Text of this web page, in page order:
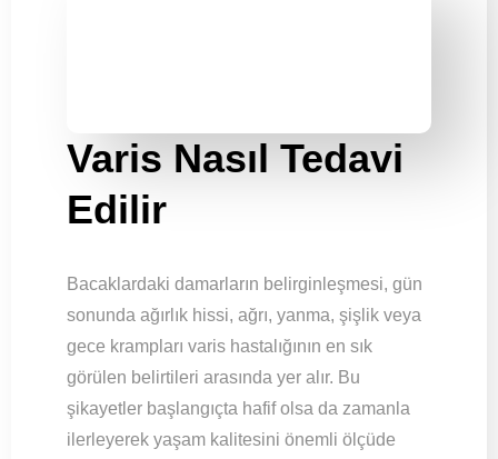
Varis Nasıl Tedavi
Edilir
Bacaklardaki damarların belirginleşmesi, gün
sonunda ağırlık hissi, ağrı, yanma, şişlik veya
gece krampları varis hastalığının en sık
görülen belirtileri arasında yer alır. Bu
şikayetler başlangıçta hafif olsa da zamanla
ilerleyerek yaşam kalitesini önemli ölçüde